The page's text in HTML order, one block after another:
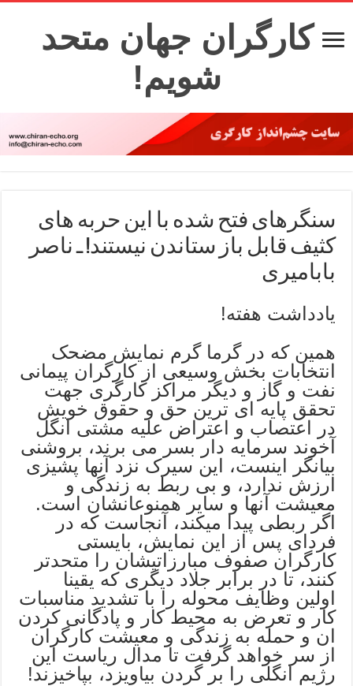
کارگران جهان متحد
شویم!
سنگرهای فتح شده با این حربه های
کثیف قابل باز ستاندن نیستند! ـ ناصر
بابامیری
یادداشت هفته!
همین که در گرما گرم نمایش مضحک
انتخابات بخش وسیعی از کارگران پیمانی
نفت و گاز و دیگر مراکز کارگری جهت
تحقق پایه ای ترین حق و حقوق خویش
در اعتصاب و اعتراض علیه مشتی انگل
آخوند سرمایه دار بسر می برند، بروشنی
بیانگر اینست، این سیرک نزد آنها پشیزی
ارزش ندارد، و بی ربط به زندگی و
معیشت آنها و سایر همنوعانشان است.
اگر ربطی پیدا میکند، آنجاست که در
فردای پس از این نمایش، بایستی
کارگران صفوف مبارزاتیشان را متحدتر
کنند، تا در برابر جلاد دیگری که یقینا
اولین وظایف محوله را با تشدید مناسبات
کار و تعرض به محیط کار و پادگانی کردن
ان و حمله به زندگی و معیشت کارگران
از سر خواهد گرفت تا مدال ریاست این
رژیم انگلی را بر گردن بیاویزد، بپاخیزند!